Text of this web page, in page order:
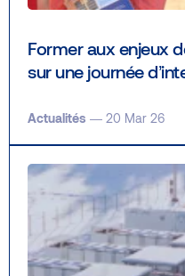
Former aux enjeux
sur une journée
Actualités — 20 Mar 26